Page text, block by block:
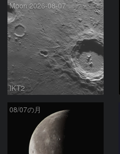
Moon 2026-08-07
IKT2
08/07の月